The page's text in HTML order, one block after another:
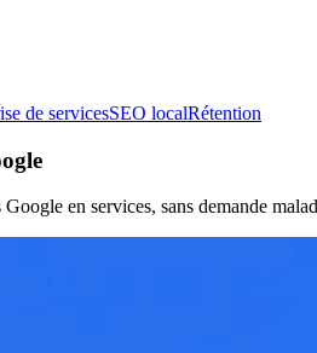
de servicesSEO localRétention
en services, sans demande